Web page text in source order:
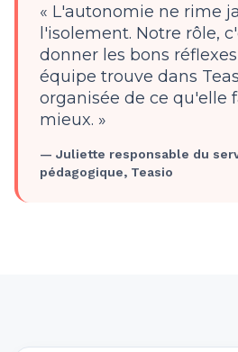
« L'autonomie ne rime
l'isolement. Notre rôle,
donner les bons
équipe trouve dans
organisée de ce qu'elle
mieux. »
— Juliette responsable du
pédagogique, Teasio